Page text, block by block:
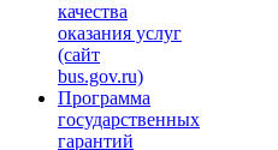
качества
оказания услуг
(сайт
bus.gov.ru)
Программа
государственных
гарантий